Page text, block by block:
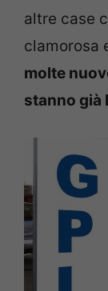
altre case
clamorosa
molte
stanno già